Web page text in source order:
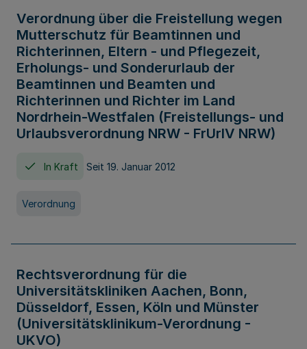
Verordnung über die Freistellung wegen
Mutterschutz für Beamtinnen und
Richterinnen, Eltern - und Pflegezeit,
Erholungs- und Sonderurlaub der
Beamtinnen und Beamten und
Richterinnen und Richter im Land
Nordrhein-Westfalen (Freistellungs- und
Urlaubsverordnung NRW - FrUrlV NRW)
In Kraft Seit 19. Januar 2012
Verordnung
Rechtsverordnung für die
Universitätskliniken Aachen, Bonn,
Düsseldorf, Essen, Köln und Münster
(Universitätsklinikum-Verordnung -
UKVO)